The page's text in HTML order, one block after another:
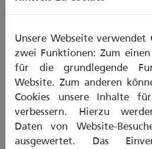
Parodontal Screening Index
mögliche Parodontitis zu
Kontrolluntersuchung
alle zwei Jahre die Kosten
Vorsorge.
Behandlung und
Unsere Webseite verwendet
zwei Funktionen: Zum
für die grundlegende
Website. Zum anderen
Cookies unsere Inhalte
verbessern. Hierzu
Daten von Website-
ausgewertet. Das